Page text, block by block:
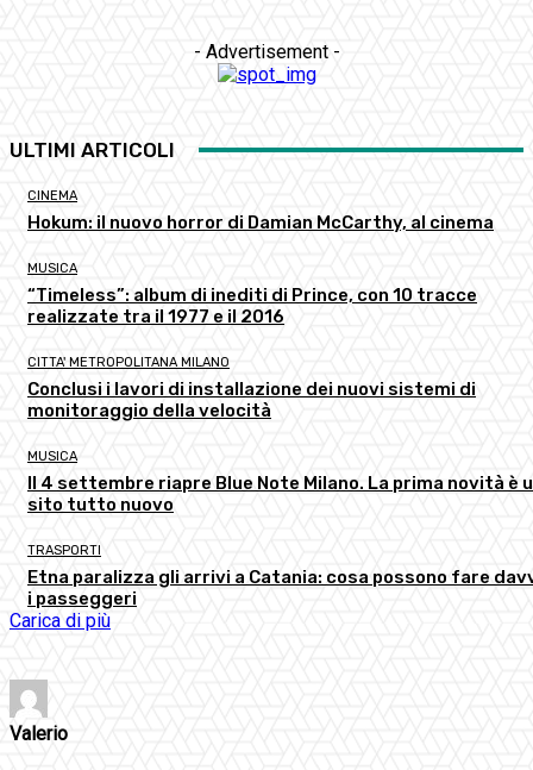
- Advertisement -
ULTIMI ARTICOLI
CINEMA
Hokum: il nuovo horror di Damian McCarthy, al cinema
MUSICA
“Timeless”: album di inediti di Prince, con 10 tracce
realizzate tra il 1977 e il 2016
CITTA' METROPOLITANA MILANO
Conclusi i lavori di installazione dei nuovi sistemi di
monitoraggio della velocità
MUSICA
Il 4 settembre riapre Blue Note Milano. La prima novità è
sito tutto nuovo
TRASPORTI
Etna paralizza gli arrivi a Catania: cosa possono fare
i passeggeri
Carica di più
Valerio